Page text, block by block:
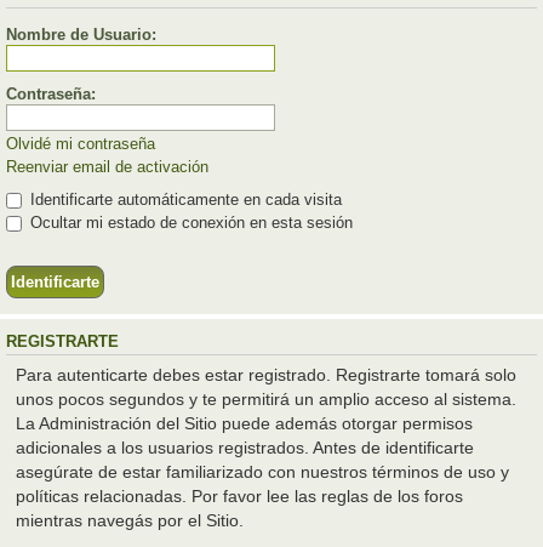
Nombre de Usuario:
Contraseña:
Olvidé mi contraseña
Reenviar email de activación
Identificarte automáticamente en cada visita
Ocultar mi estado de conexión en esta sesión
REGISTRARTE
Para autenticarte debes estar registrado. Registrarte tomará solo
unos pocos segundos y te permitirá un amplio acceso al sistema.
La Administración del Sitio puede además otorgar permisos
adicionales a los usuarios registrados. Antes de identificarte
asegúrate de estar familiarizado con nuestros términos de uso y
políticas relacionadas. Por favor lee las reglas de los foros
mientras navegás por el Sitio.